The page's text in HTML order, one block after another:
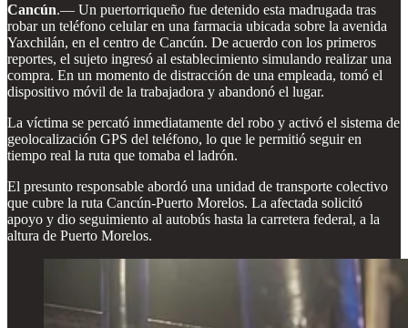
Cancún.— Un puertorriqueño fue detenido esta madrugada tras
robar un teléfono celular en una farmacia ubicada sobre la avenida
Yaxchilán, en el centro de Cancún. De acuerdo con los primeros
reportes, el sujeto ingresó al establecimiento simulando realizar una
compra. En un momento de distracción de una empleada, tomó el
dispositivo móvil de la trabajadora y abandonó el lugar.
La víctima se percató inmediatamente del robo y activó el sistema de
geolocalización GPS del teléfono, lo que le permitió seguir en
tiempo real la ruta que tomaba el ladrón.
El presunto responsable abordó una unidad de transporte colectivo
que cubre la ruta Cancún-Puerto Morelos. La afectada solicitó
apoyo y dio seguimiento al autobús hasta la carretera federal, a la
altura de Puerto Morelos.